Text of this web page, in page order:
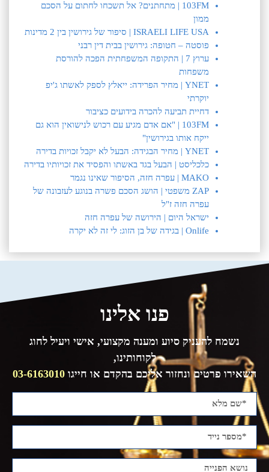
103FM | מתחתנים? אל תשכחו לחתום על הסכם
ממון
ISRAELI LIFE USA | סיפור של גירושין בין 2 מדינות
פוסטה – חטופה: גירושין בבית דין רבני
ערוץ 7 | התקופה המשפחתית הפכה להורסת
משפחות
YNET | מחיר הפרידה: ייאלץ לספק לאשתו ג'יפ
יוקרתי
דחיית תביעה להכרה בידועים כציבור
103FM | "אם אדם מגיע עם רכוש לנישואין הוא גם
ייקח אותו בגירושין"
YNET | מחיר הבגידה: הבעל לא יקבל זכויות בדירה
כלכליסט | הבעל בגד באשתו והפסיד את זכויותיו בדירה
MAKO | עפרה חזה, הסיפור שאינו נגמר
ZAP משפטי | הושג הסכם פשרה בנוגע לעזבונה של
עפרה חזה ז"ל
ישראל היום | הירושה של עפרה חזה
Onlife | בגידה של בן הזוג: לי זה לא יקרה
פנו אלינו
נשמח להעניק סיוע ומענה מקצועי, אישי ויעיל לחוג
לקוחותינו,
השאירו פרטים ונחזור אליכם בהקדם או חייגו 03-6163010